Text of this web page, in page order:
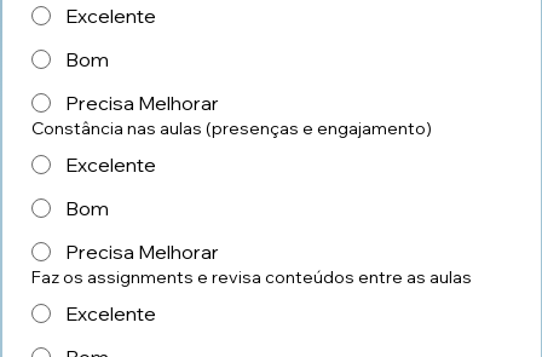
Excelente
Bom
Precisa Melhorar
Constância nas aulas (presenças e engajamento)
Excelente
Bom
Precisa Melhorar
Faz os assignments e revisa conteúdos entre as aulas
Excelente